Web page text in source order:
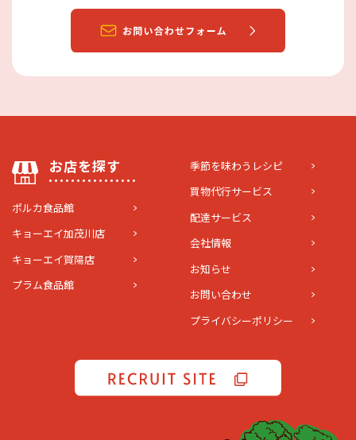
お店を探す
ポルカ食品館
キョーエイ加茂川店
キョーエイ賀陽店
プラム食品館
季節を味わうレシピ
買物代行サービス
配達サービス
会社情報
お知らせ
お問い合わせ
プライバシーポリシー